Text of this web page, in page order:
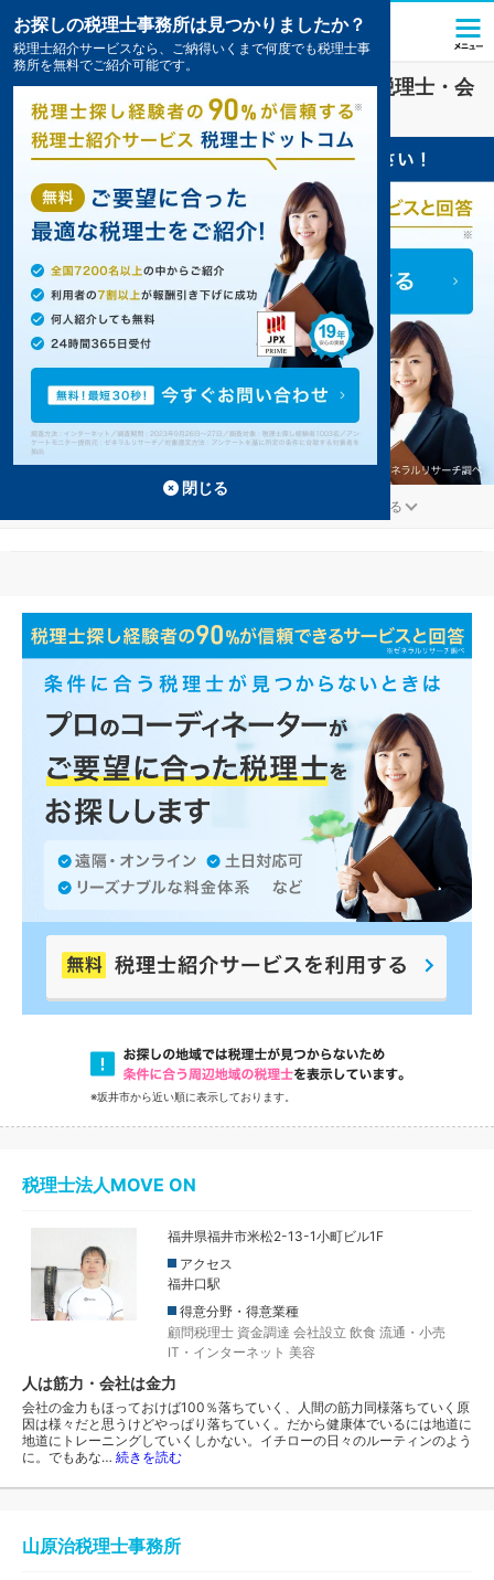
ＮＰＯ法人業界に強い坂井市(福井県)の税理士・会
計事務所の一覧
もっと見る
※坂井市から近い順に表示しております。
税理士法人MOVE ON
福井県福井市米松2-13-1小町ビル1F
アクセス
福井口駅
得意分野・得意業種
顧問税理士 資金調達 会社設立 飲食 流通・小売
IT・インターネット 美容
人は筋力・会社は金力
会社の金力もほっておけば100％落ちていく、人間の筋力同様落ちていく原
因は様々だと思うけどやっぱり落ちていく。だから健康体でいるには地道に
地道にトレーニングしていくしかない。イチローの日々のルーティンのよう
に。でもあな… 続きを読む
山原治税理士事務所
お探しの税理士事務所は見つかりましたか？
税理士紹介サービスなら、ご納得いくまで何度でも税理士事
務所を無料でご紹介可能です。
閉じる